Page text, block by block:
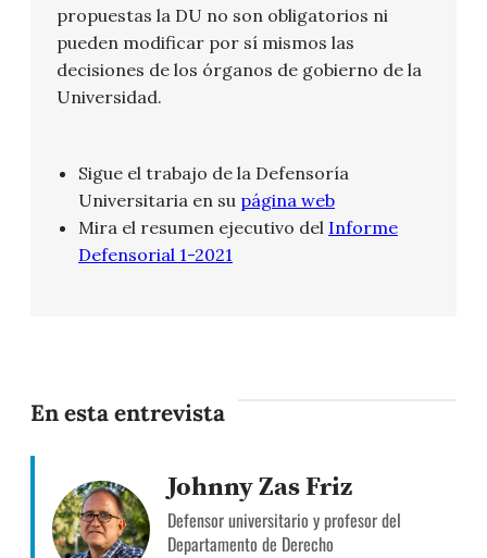
propuestas la DU no son obligatorios ni
pueden modificar por sí mismos las
decisiones de los órganos de gobierno de la
Universidad.
Sigue el trabajo de la Defensoría
Universitaria en su página web
Mira el resumen ejecutivo del Informe
Defensorial 1-2021
En esta entrevista
Johnny Zas Friz
Defensor universitario y profesor del
Departamento de Derecho